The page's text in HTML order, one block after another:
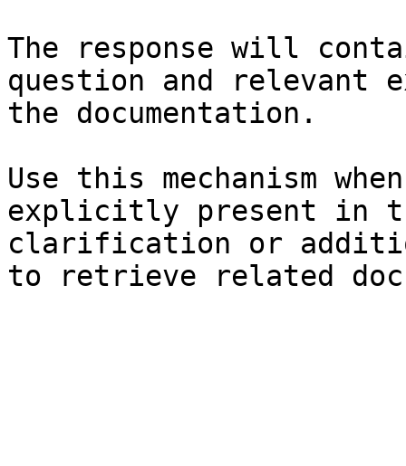
The response will
question and relevant
the documentation.
Use this mechanism
explicitly present in
clarification or